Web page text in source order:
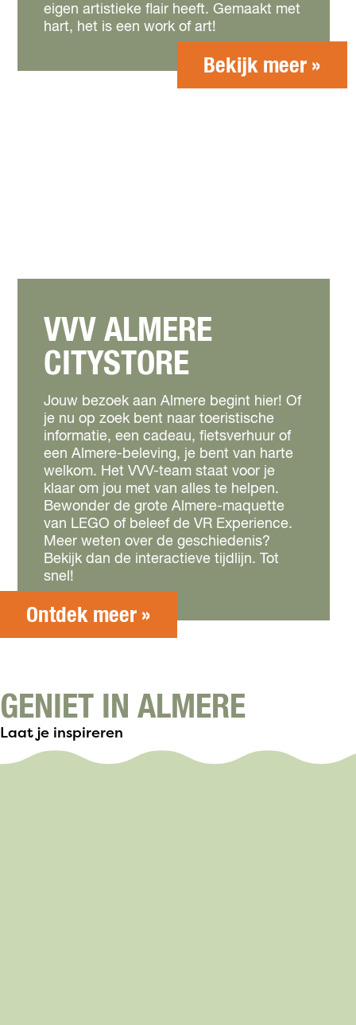
eigen artistieke flair heeft. Gemaakt met
hart, het is een work of art!
Bekijk meer »
VVV ALMERE
CITYSTORE
Jouw bezoek aan Almere begint hier! Of
je nu op zoek bent naar toeristische
informatie, een cadeau, fietsverhuur of
een Almere-beleving, je bent van harte
welkom. Het VVV-team staat voor je
klaar om jou met van alles te helpen.
Bewonder de grote Almere-maquette
van LEGO of beleef de VR Experience.
Meer weten over de geschiedenis?
Bekijk dan de interactieve tijdlijn. Tot
snel!
Ontdek meer »
GENIET IN ALMERE
Laat je inspireren